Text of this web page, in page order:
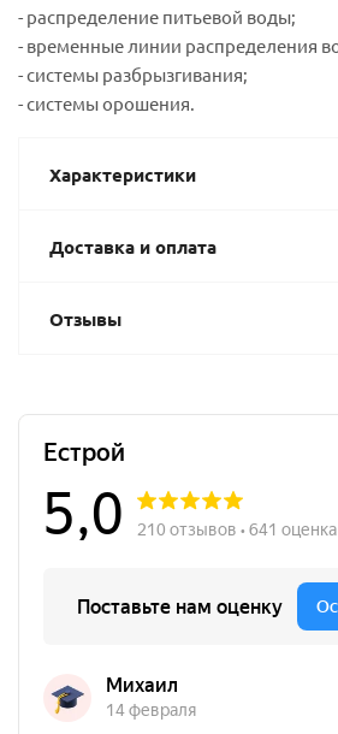
- распределение питьевой воды;
- временные линии распределения
- системы разбрызгивания;
- системы орошения.
Характеристики
Доставка и оплата
Отзывы